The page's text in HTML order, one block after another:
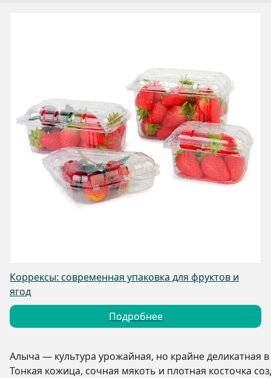
Коррексы: современная упаковка для фруктов и
ягод
Подробнее
Алыча — культура урожайная, но крайне деликатная
Тонкая кожица, сочная мякоть и плотная косточка